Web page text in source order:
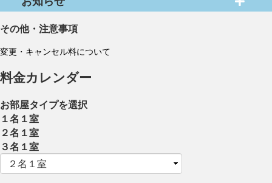
その他・注意事項
変更・キャンセル料について
料金カレンダー
お部屋タイプを選択
１名１室
２名１室
３名１室